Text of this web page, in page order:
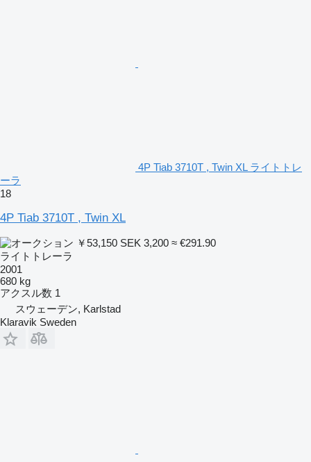
4P Tiab 3710T , Twin XL ライトトレ
ーラ
18
4P Tiab 3710T , Twin XL
￥53,150 SEK 3,200 ≈ €291.90
ライトトレーラ
2001
680 kg
アクスル数 1
スウェーデン, Karlstad
Klaravik Sweden